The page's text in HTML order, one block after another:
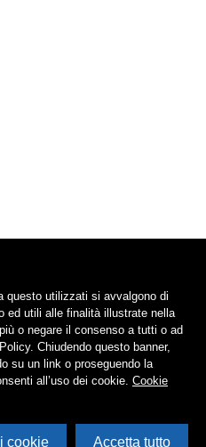
questo utilizzati si avvalgono di
ed utili alle finalità illustrate nella
o negare il consenso a tutti o ad
Chiudendo questo banner,
su un link o proseguendo la
all’uso dei cookie. Cookie
cookie Accetta tutto